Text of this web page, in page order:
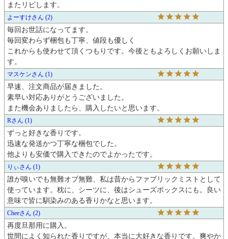
よーすけ 2
毎回お世話になってます。
毎回変わらず梱包も丁寧、値段も優しく
これからも使わせて頂くつもりです。今後ともよろしくお願いしま
す。
マスケン 1
早速、注文商品が届きました。
素早い対応ありがとうございました。
また機会ありましたら、購入したいと思います。
R 1
ずっと好きな香りです。
迅速な発送かつ丁寧な梱包でした。
他よりも安価で購入できたのでよかったです。
りぃ 1
誰が嗅いでも無難オブ無難、私は昔からファブリックミストとして
使っています。枕に、シーツに、後はシューズボックスにも。良い
意味で皆に馴染みのある香りかなと思います。
Chee 2
再度旦那用に購入。
世間によく知られた香りですが、本当に大好きな香りです。爽やか